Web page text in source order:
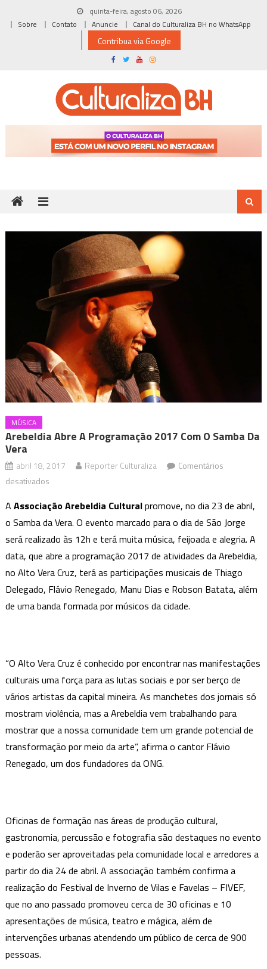
quinta-feira, agosto 06, 2026
Sobre
Contato Anuncie Canal do Culturaliza BH no WhatsApp
Contribua via Google
MÚSICA
Arebeldia Abre A Programação 2017 Com O Samba Da
Vera
abril 18, 2017 Reporter Culturaliza
Comentários
desativadosem
abre
a
programação
2017
com
o
Samba
A Associação Arebeldia Culturalpromove, no dia 23 de abril,
o Samba da Vera. O evento marcado para o dia de São Jorge
será realizado às 12h e terá muita música, feijoada e alegria. A
data, que abre a programação 2017 de atividades da Arebeldia,
no Alto Vera Cruz, terá as participações musicais de Thiago
Delegado, Flávio Renegado, Manu Dias e Robson Batata, além
de uma banda formada por músicos da cidade.
“O Alto Vera Cruz é conhecido por encontrar nas manifestações
culturais uma força para as lutas sociais e por ser berço de
vários artistas da capital mineira. As manchetes dos jornais só
mostram violência, mas a Arebeldia vem trabalhando para
mostrar que a nossa comunidade tem um grande potencial de
transformação por meio da arte”, afirma o cantor Flávio
Renegado, um dos fundadores da ONG.
Oficinas de formação nas áreas de produção cultural,
gastronomia, percussão e fotografia são destaques no evento
e poderão ser aproveitadas pela comunidade local e arredores a
partir do dia 24 de abril. A associação também confirma a
realização do Festival de Inverno de Vilas e Favelas – FIVEF,
que no ano passado promoveu cerca de 30 oficinas e 10
apresentações de música, teatro e mágica, além de
intervenções urbanas atendendo um público de cerca de 900
pessoas.